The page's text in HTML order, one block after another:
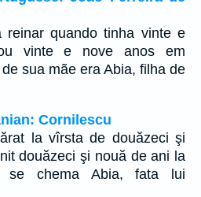
reinar quando tinha vinte e
vinte e nove anos em
sua mãe era Abia, filha de
Cornilescu
la vîrsta de douăzeci şi
douăzeci şi nouă de ani la
se chema Abia, fata lui